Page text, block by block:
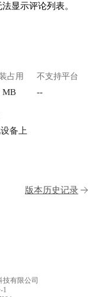
显示评论列表。
占用
MB
不支持平台
--
备上
版本历史记录
技有限公司
1